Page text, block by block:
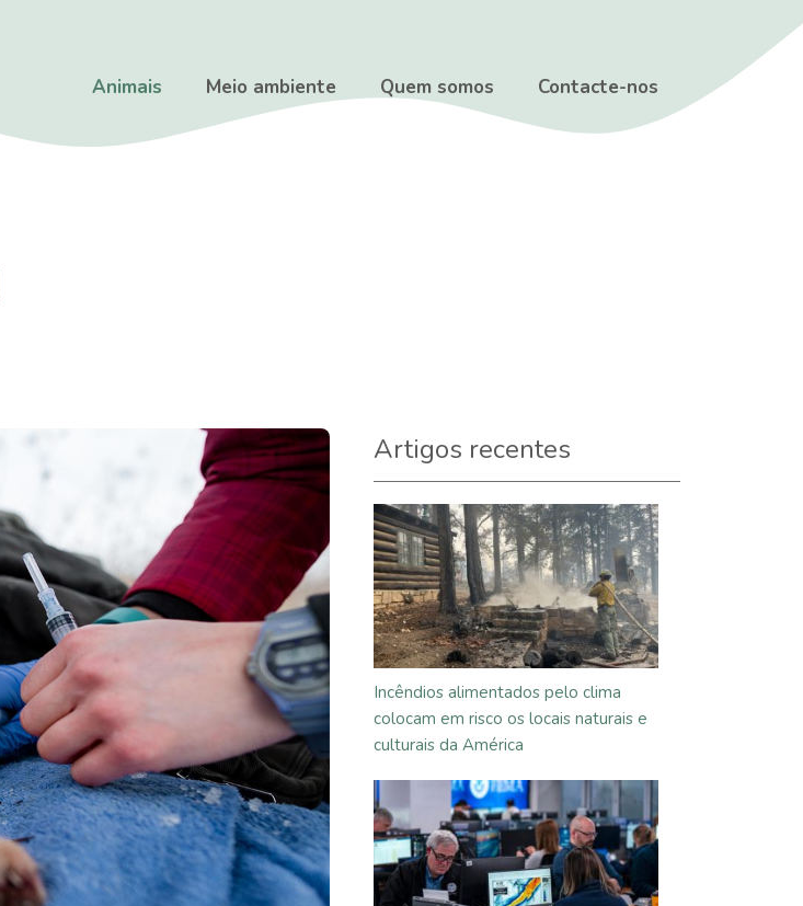
Animais Meio ambiente Quem somos Contacte-nos
Artigos recentes
Incêndios alimentados pelo clima
colocam em risco os locais naturais e
culturais da América